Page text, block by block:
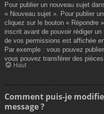
Pour publier un nouveau sujet
« Nouveau sujet ». Pour publier
cliquez sur le bouton « Répondre
inscrit avant de pouvoir rédiger
de vos permissions est affichée
Par exemple : vous pouvez
vous pouvez transférer des
Haut
Comment puis-je
message ?